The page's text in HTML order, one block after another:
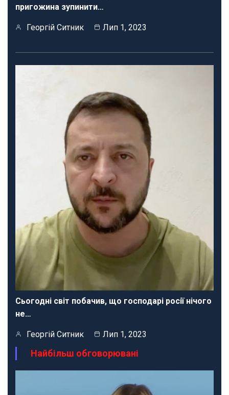
пригожина зупинити…
Георгій Ситник Лип 1, 2023
Сьогодні світ побачив, що господарі росії нічого
не…
Георгій Ситник Лип 1, 2023
Найбільш обговорювані